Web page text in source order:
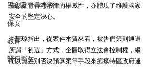
民政及青年事務
保安
教育
醫務衛生
僅彰顯了香港法律的權威性，亦體現了維護國家
安全的堅定決心。
李慧琼指出，從案件本質來看，被告們策劃通過
所謂「初選」方式，企圖取得立法會控制權，繼
而以無差別否決預算案等手段來癱瘓特區政府運